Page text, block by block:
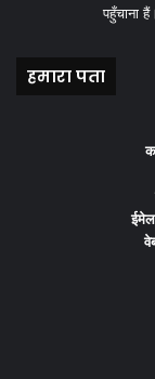
पहुँचाना
हमारा पता